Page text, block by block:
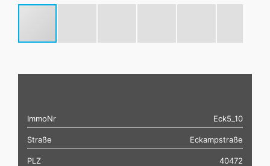
ImmoNr Eck5_10
Straße Eckampstraße
PLZ 40472